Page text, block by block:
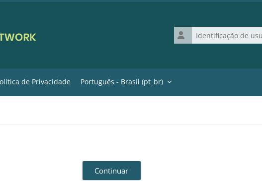
Identificação de usuário
de Privacidade Português - Brasil ‎(pt_br)‎
Continuar